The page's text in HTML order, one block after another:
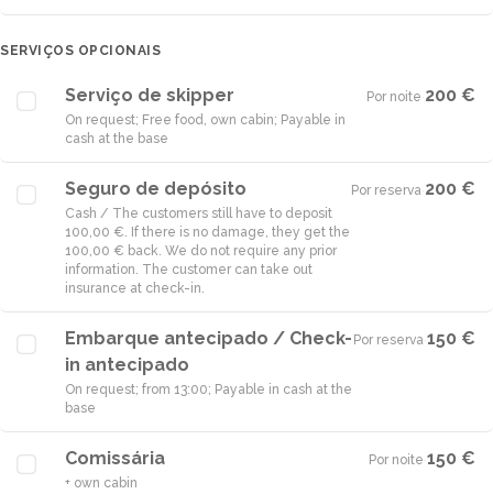
SERVIÇOS OPCIONAIS
Serviço de skipper
On request; Free food, own cabin; Payable in
cash at the base
Por noite·200 €
Seguro de depósito
Cash / The customers still have to deposit
100,00 €. If there is no damage, they get the
100,00 € back. We do not require any prior
information. The customer can take out
insurance at check-in.
Por reserva·200 €
Embarque antecipado / Check-
in antecipado
On request; from 13:00; Payable in cash at the
base
Por reserva·150 €
Comissária
+ own cabin
Por noite·150 €